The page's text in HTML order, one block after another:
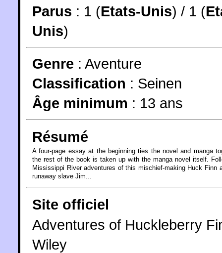
Parus : 1 (Etats-Unis) / 1 (
Unis)
Genre : Aventure
Classification : Seinen
Âge minimum : 13 ans
Résumé
A four-page essay at the beginning ties the novel and manga
the rest of the book is taken up with the manga novel itself.
Mississippi River adventures of this mischief-making Huck Finn
runaway slave Jim...
Site officiel
Adventures of Huckleberry
Wiley